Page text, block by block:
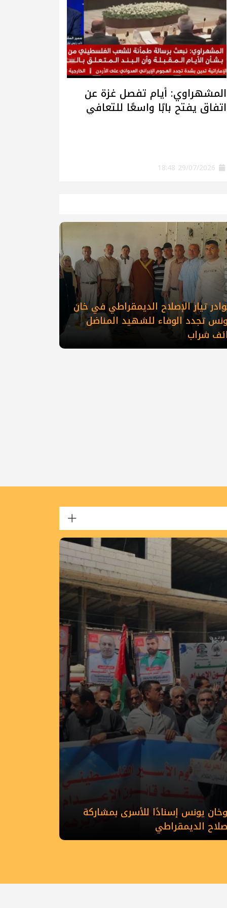
المشهراوي: أيام تفصل غزة عن
اتفاق يفتح بابًا واسعًا للتعافي
تيار الإصلاح الديمقراطي في خان
تجدد الوفاء للشهيد المناضل
شراب
يونس إسنادًا للأسرى بمشاركة
الديمقراطي